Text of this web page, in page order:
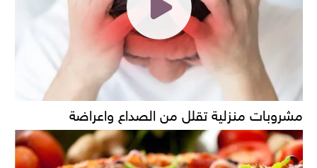
مشروبات منزلية تقلل من الصداع واعراضة